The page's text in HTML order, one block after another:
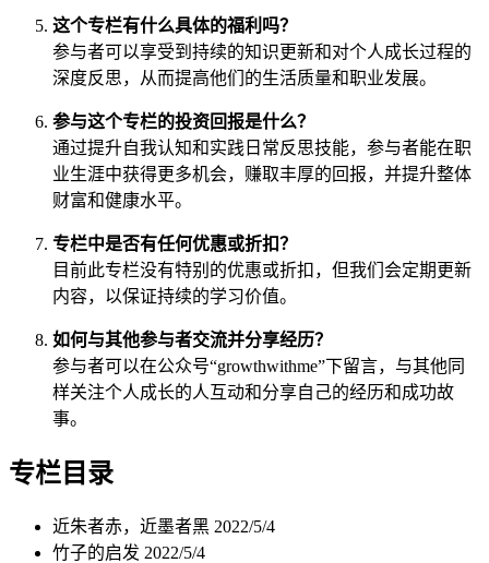
这个专栏有什么具体的福利吗？
参与者可以享受到持续的知识更新和对个人成长过程的
深度反思，从而提高他们的生活质量和职业发展。
参与这个专栏的投资回报是什么？
通过提升自我认知和实践日常反思技能，参与者能在职
业生涯中获得更多机会，赚取丰厚的回报，并提升整体
财富和健康水平。
专栏中是否有任何优惠或折扣？
目前此专栏没有特别的优惠或折扣，但我们会定期更新
内容，以保证持续的学习价值。
如何与其他参与者交流并分享经历？
参与者可以在公众号“growthwithme”下留言，与其他同
样关注个人成长的人互动和分享自己的经历和成功故
事。
专栏目录
近朱者赤，近墨者黑 2022/5/4
竹子的启发 2022/5/4